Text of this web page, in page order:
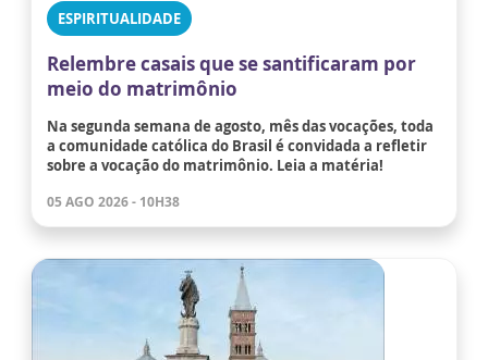
ESPIRITUALIDADE
Relembre casais que se santificaram por
meio do matrimônio
Na segunda semana de agosto, mês das vocações, toda
a comunidade católica do Brasil é convidada a refletir
sobre a vocação do matrimônio. Leia a matéria!
05 AGO 2026 - 10H38